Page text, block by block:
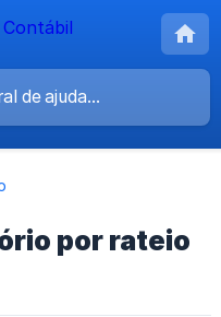
por rateio